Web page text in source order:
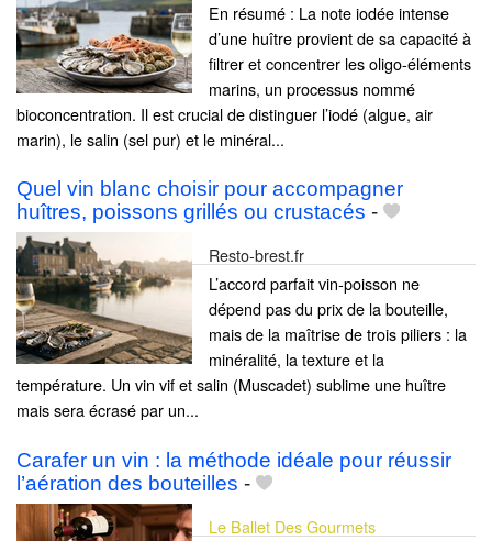
En résumé : La note iodée intense
d’une huître provient de sa capacité à
filtrer et concentrer les oligo-éléments
marins, un processus nommé
bioconcentration. Il est crucial de distinguer l’iodé (algue, air
marin), le salin (sel pur) et le minéral...
Quel vin blanc choisir pour accompagner
huîtres, poissons grillés ou crustacés -
Resto-brest.fr
L’accord parfait vin-poisson ne
dépend pas du prix de la bouteille,
mais de la maîtrise de trois piliers : la
minéralité, la texture et la
température. Un vin vif et salin (Muscadet) sublime une huître
mais sera écrasé par un...
Carafer un vin : la méthode idéale pour réussir
l’aération des bouteilles -
Le Ballet Des Gourmets